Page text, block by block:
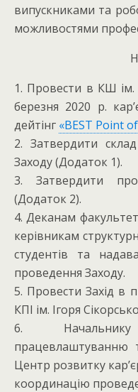
випускниками та
можливостями
1. Провести в КШ ім.
березня 2020 р.
дейтінг «BEST Point
2. Затвердити
Заходу (Додаток 1).
3. Затвердити
(Додаток 2).
4. Деканам
керівникам
студентів та
проведення Заходу.
5. Провести Захід в
КПІ ім. Ігоря
6.
працевлаштуванню
Центр розвитку
координацію